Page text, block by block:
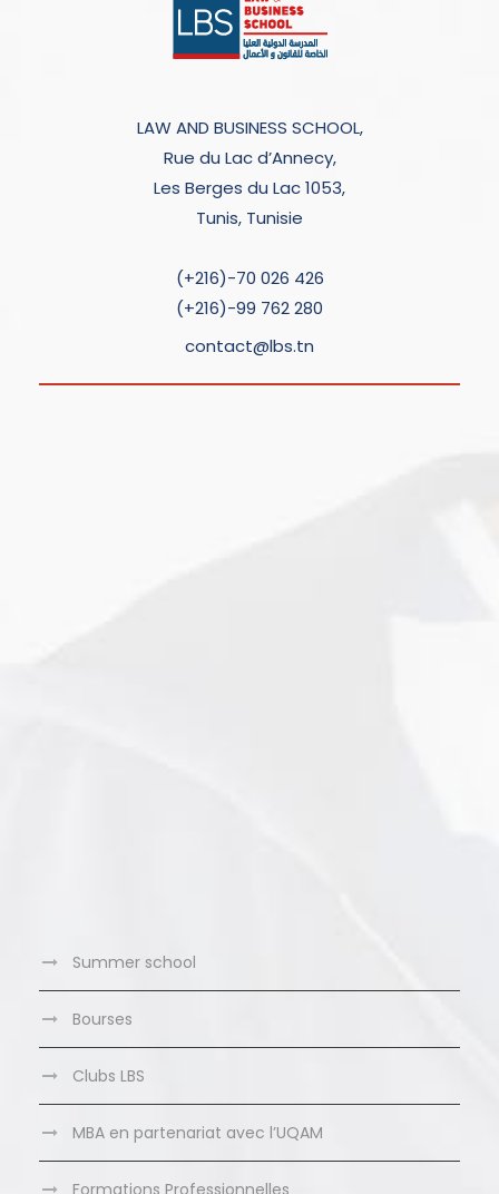
LAW AND BUSINESS SCHOOL,
Rue du Lac d’Annecy,
Les Berges du Lac 1053,
Tunis, Tunisie
(+216)-70 026 426
(+216)-99 762 280
contact@lbs.tn
Summer school
Bourses
Clubs LBS
MBA en partenariat avec l’UQAM
Formations Professionnelles